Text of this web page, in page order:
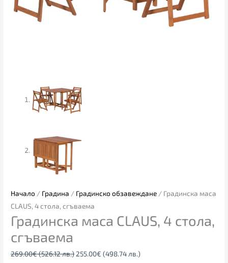
Начало / Градина / Градинско обзавеждане / Градинска маса
CLAUS, 4 столa, сгъваема
Градинска маса CLAUS, 4 столa,
сгъваема
269.00€(526.12 лв.) 255.00€ (498.74 лв.)